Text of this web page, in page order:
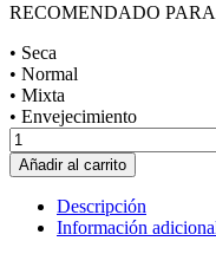
RECOMENDADO
• Seca
• Normal
• Mixta
• Envejecimiento
A.G.E.
Advanced
Eye
Skin
Ceuticals
cantidad
Añadir al carrito
Descripción
Información